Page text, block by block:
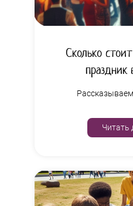
Сколько
праздник
Читать